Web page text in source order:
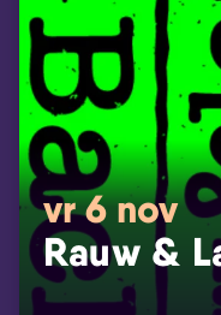
vr 6 nov
Rauw &